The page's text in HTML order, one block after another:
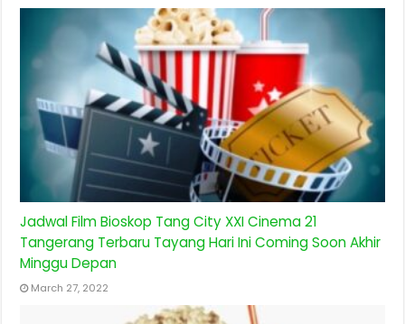
Jadwal Film Bioskop Tang City XXI Cinema 21
Tangerang Terbaru Tayang Hari Ini Coming Soon Akhir
Minggu Depan
March 27, 2022